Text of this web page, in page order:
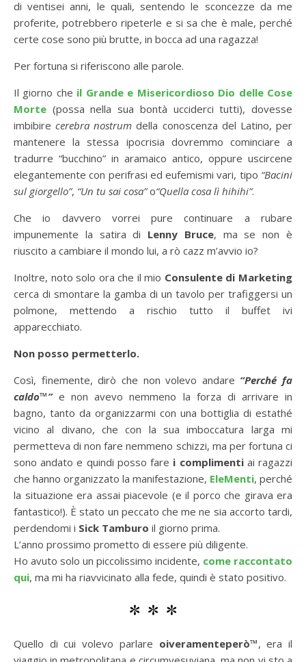
di ventisei anni, le quali, sentendo le sconcezze da me
proferite, potrebbero ripeterle e si sa che è male, perché
certe cose sono più brutte, in bocca ad una ragazza!
Per fortuna si riferiscono alle parole.
Il giorno che il Grande e Misericordioso Dio delle Cose
Morte (possa nella sua bontà ucciderci tutti), dovesse
imbibirecerebra nostrum della conoscenza del Latino, per
mantenere la stessa ipocrisia dovremmo cominciare a
tradurre “bucchino” in aramaico antico, oppure uscircene
elegantemente con perifrasi ed eufemismi vari, tipo “Bacini
sul giorgello”, “Un tu sai cosa”o“Quella cosa lì hihihi”.
Che io davvero vorrei pure continuare a rubare
impunemente la satira di Lenny Bruce, ma se non è
riuscito a cambiare il mondo lui, a rò cazz m’avvio io?
Inoltre, noto solo ora che il mio Consulente di Marketing
cerca di smontare la gamba di un tavolo per trafiggersi un
polmone, mettendo a rischio tutto il buffet ivi
apparecchiato.
Non posso permetterlo.
Così, finemente, dirò che non volevo andare “Perché fa
caldo™”e non avevo nemmeno la forza di arrivare in
bagno, tanto da organizzarmi con una bottiglia di estathé
vicino al divano, che con la sua imboccatura larga mi
permetteva di non fare nemmeno schizzi, ma per fortuna ci
sono andato e quindi posso fare i complimenti ai ragazzi
che hanno organizzato la manifestazione, EleMenti, perché
la situazione era assai piacevole (e il porco che girava era
fantastico!). È stato un peccato che me ne sia accorto tardi,
perdendomi i Sick Tamburo il giorno prima.
L’anno prossimo prometto di essere più diligente.
Ho avuto solo un piccolissimo incidente, come raccontato
qui, ma mi ha riavvicinato alla fede, quindi è stato positivo.
* * *
Quello di cui volevo parlare oiveramenteperò™, era il